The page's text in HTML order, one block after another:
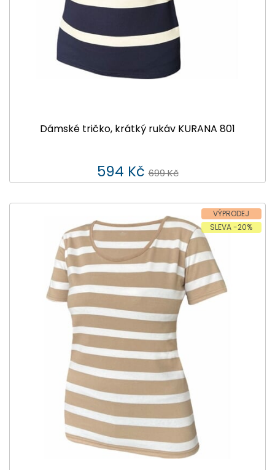
Dámské tričko, krátký rukáv KURANA 801
594 Kč 699 Kč
VÝPRODEJ
SLEVA -20%